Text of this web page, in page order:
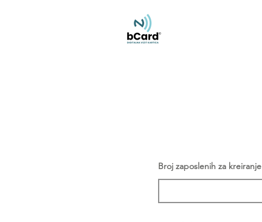
Broj zaposlenih za kreiranje